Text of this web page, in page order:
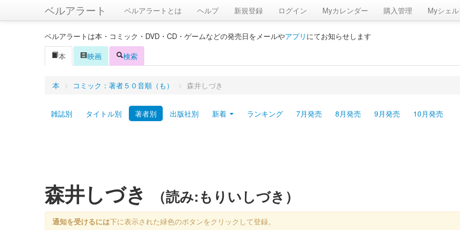
ベルアラート ベルアラートとは ヘルプ 新規登録 ログイン Myカレンダー 購入管理 Myシェル
ベルアラートは本・コミック・DVD・CD・ゲームなどの発売日をメールやアプリ にてお知らせします
本
映画 検索
本 > コミック：著者５０音順（も） > 森井しづき
雑誌別 タイトル別 著者別 出版社別 新着 ランキング 7月発売 8月発売 9月発売 10月発売
森井しづき （読み:もりいしづき）
通知を受けるには下に表示された緑色のボタンをクリックして登録。